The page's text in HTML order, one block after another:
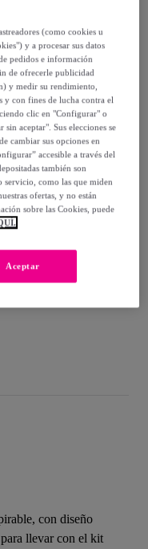
con diseño
llevar con el kit
(como cookies u
y a procesar sus datos
pedidos e información
de ofrecerle publicidad
y medir su rendimiento,
y con fines de lucha contra el
clic en "Configurar" o
aceptar". Sus elecciones se
cambiar sus opciones en
accesible a través del
también son
servicio, como las que miden
ofertas, y no están
sobre las Cookies, puede
Aceptar